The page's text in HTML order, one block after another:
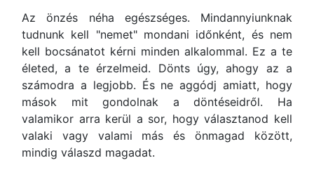
Az önzés néha egészséges. Mindannyiunknak
tudnunk kell "nemet" mondani időnként, és nem
kell bocsánatot kérni minden alkalommal. Ez a te
életed, a te érzelmeid. Dönts úgy, ahogy az a
számodra a legjobb. És ne aggódj amiatt, hogy
mások mit gondolnak a döntéseidről. Ha
valamikor arra kerül a sor, hogy választanod kell
valaki vagy valami más és önmagad között,
mindig válaszd magadat.